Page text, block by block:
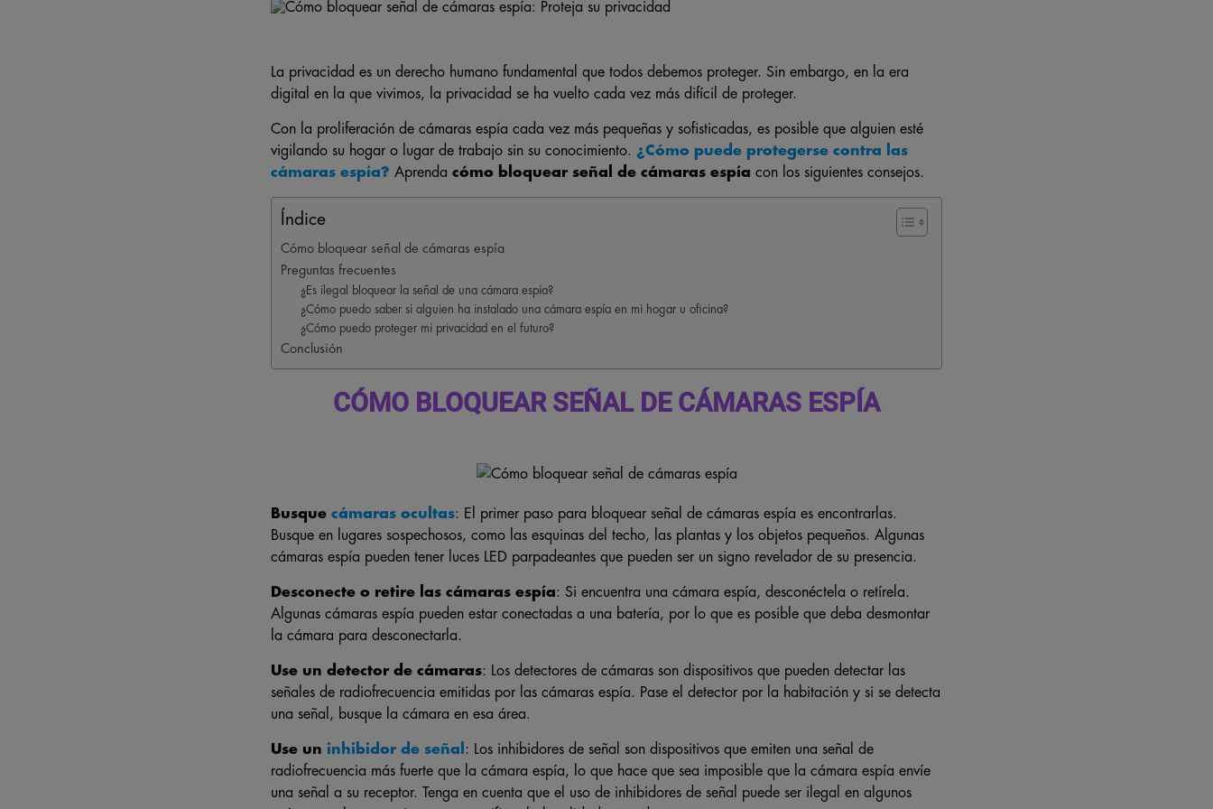
La privacidad es un derecho humano fundamental que todos debemos proteger. Sin embargo, en la era
digital en la que vivimos, la privacidad se ha vuelto cada vez más difícil de proteger.
Con la proliferación de cámaras espía cada vez más pequeñas y sofisticadas, es posible que alguien esté
vigilando su hogar o lugar de trabajo sin su conocimiento. ¿Cómo puede protegerse contra las
cámaras espía? Aprenda cómo bloquear señal de cámaras espía con los siguientes consejos.
Índice
Cómo bloquear señal de cámaras espía
Preguntas frecuentes
¿Es ilegal bloquear la señal de una cámara espía?
¿Cómo puedo saber si alguien ha instalado una cámara espía en mi hogar u oficina?
¿Cómo puedo proteger mi privacidad en el futuro?
Conclusión
CÓMO BLOQUEAR SEÑAL DE CÁMARAS ESPÍA
Busque cámaras ocultas: El primer paso para bloquear señal de cámaras espía es encontrarlas.
Busque en lugares sospechosos, como las esquinas del techo, las plantas y los objetos pequeños. Algunas
cámaras espía pueden tener luces LED parpadeantes que pueden ser un signo revelador de su presencia.
Desconecte o retire las cámaras espía: Si encuentra una cámara espía, desconéctela o retírela.
Algunas cámaras espía pueden estar conectadas a una batería, por lo que es posible que deba desmontar
la cámara para desconectarla.
Use un detector de cámaras: Los detectores de cámaras son dispositivos que pueden detectar las
señales de radiofrecuencia emitidas por las cámaras espía. Pase el detector por la habitación y si se detecta
una señal, busque la cámara en esa área.
Use un inhibidor de señal : Los inhibidores de señal son dispositivos que emiten una señal de
radiofrecuencia más fuerte que la cámara espía, lo que hace que sea imposible que la cámara espía envíe
una señal a su receptor. Tenga en cuenta que el uso de inhibidores de señal puede ser ilegal en algunos